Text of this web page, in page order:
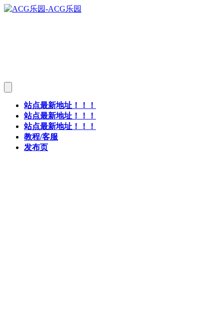
站点最新地址！！！
站点最新地址！！！
站点最新地址！！！
教程/客服
发布页